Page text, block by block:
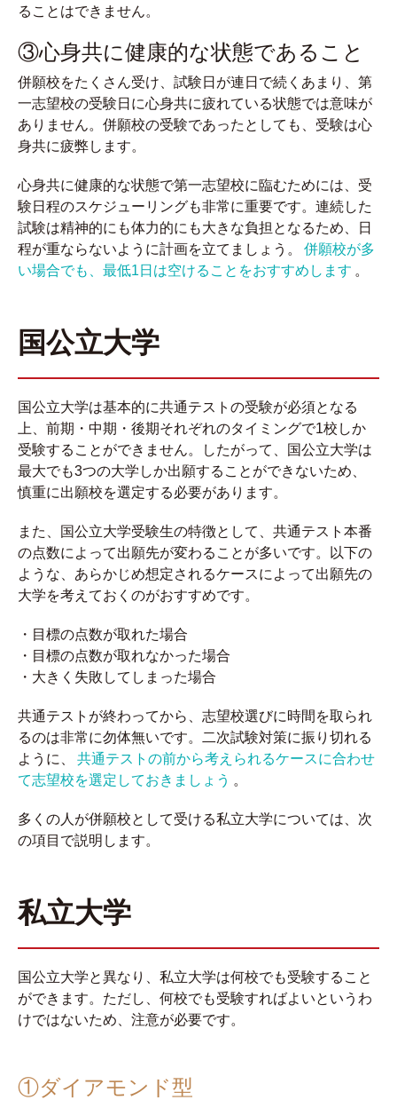
ることはできません。
③心身共に健康的な状態であること
併願校をたくさん受け、試験日が連日で続くあまり、第
一志望校の受験日に心身共に疲れている状態では意味が
ありません。併願校の受験であったとしても、受験は心
身共に疲弊します。
心身共に健康的な状態で第一志望校に臨むためには、受
験日程のスケジューリングも非常に重要です。連続した
試験は精神的にも体力的にも大きな負担となるため、日
程が重ならないように計画を立てましょう。
併願校が多
い場合でも、最低1日は空けることをおすすめします 。
国公立大学
国公立大学は基本的に共通テストの受験が必須となる
上、前期・中期・後期それぞれのタイミングで1校しか
受験することができません。したがって、国公立大学は
最大でも3つの大学しか出願することができないため、
慎重に出願校を選定する必要があります。
また、国公立大学受験生の特徴として、共通テスト本番
の点数によって出願先が変わることが多いです。以下の
ような、あらかじめ想定されるケースによって出願先の
大学を考えておくのがおすすめです。
・目標の点数が取れた場合
・目標の点数が取れなかった場合
・大きく失敗してしまった場合
共通テストが終わってから、志望校選びに時間を取られ
るのは非常に勿体無いです。二次試験対策に振り切れる
ように、
共通テストの前から考えられるケースに合わせ
て志望校を選定しておきましょう 。
多くの人が併願校として受ける私立大学については、次
の項目で説明します。
私立大学
国公立大学と異なり、私立大学は何校でも受験すること
ができます。ただし、何校でも受験すればよいというわ
けではないため、注意が必要です。
①ダイアモンド型